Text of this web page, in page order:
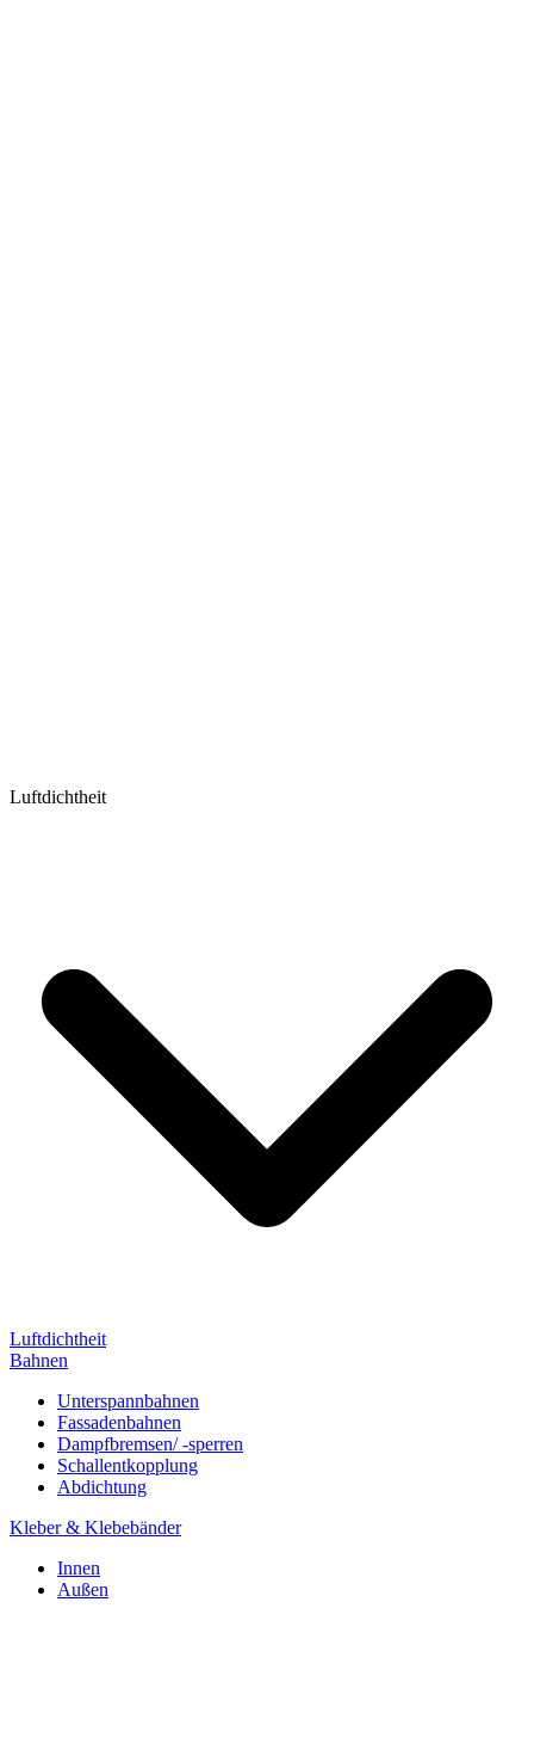
Luftdichtheit
Luftdichtheit
Bahnen
Unterspannbahnen
Fassadenbahnen
Dampfbremsen/ -sperren
Schallentkopplung
Abdichtung
Kleber & Klebebänder
Innen
Außen